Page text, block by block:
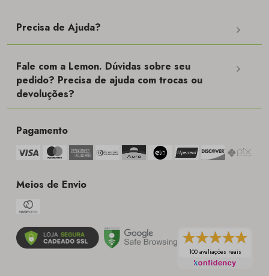
Precisa de Ajuda?
Fale com a Lemon. Dúvidas sobre seu
pedido? Precisa de ajuda com trocas ou
devoluções?
Pagamento
Meios de Envio
100 avaliações reais